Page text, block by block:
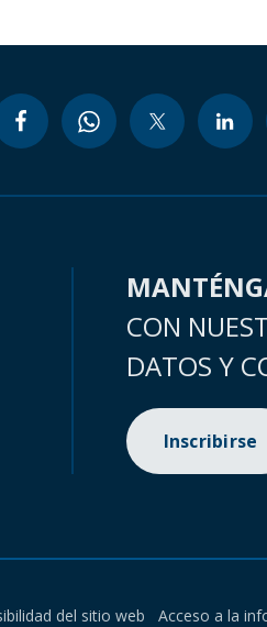
CON
DATOS Y
Inscribirse
del sitio web Acceso a la